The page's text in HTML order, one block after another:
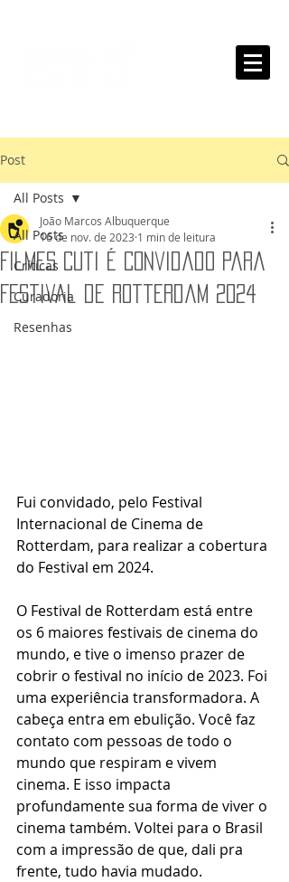
Post
All Posts
Críticas
Curadoria
Resenhas
All Posts
Filmes Cuti é Convidado para
Festival de Rotterdam 2024
João Marcos Albuquerque
16 de nov. de 2023 1 min de leitura
Fui convidado, pelo Festival
Internacional de Cinema de
Rotterdam, para realizar a cobertura
do Festival em 2024.
O Festival de Rotterdam está entre
os 6 maiores festivais de cinema do
mundo, e tive o imenso prazer de
cobrir o festival no início de 2023. Foi
uma experiência transformadora. A
cabeça entra em ebulição. Você faz
contato com pessoas de todo o
mundo que respiram e vivem
cinema. E isso impacta
profundamente sua forma de viver o
cinema também. Voltei para o Brasil
com a impressão de que, dali pra
frente, tudo havia mudado.